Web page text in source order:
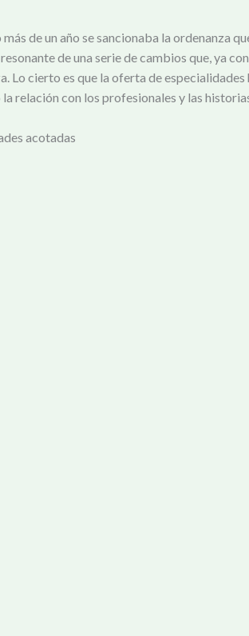
de un año se sancionaba la ordenanza
resonante de una serie de cambios que, ya
Lo cierto es que la oferta de
relación con los profesionales y las
acotadas